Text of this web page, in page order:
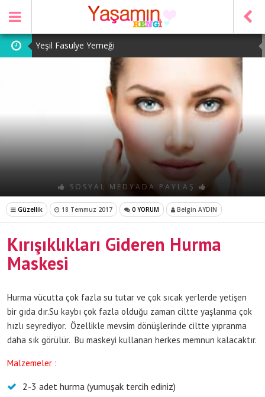
Yeşil Fasulye Yemeği
Yeşil Mercimek Yemeği
SOSYAL MEDYADA PAYLAŞ
Güzellik 18 Temmuz 2017 0 YORUM Belgin AYDIN
Kırışıklıkları Gideren Hurma
Maskesi
Hurma vücutta çok fazla su tutar ve çok sıcak yerlerde yetişen
bir gıda dır.Su kaybı çok fazla olduğu zaman ciltte yaşlanma çok
hızlı seyrediyor. Özellikle mevsim dönüşlerinde ciltte yıpranma
daha sık görülür. Bu maskeyi kullanan herkes memnun kalacaktır.
Malzemeler :
2-3 adet hurma (yumuşak tercih ediniz)